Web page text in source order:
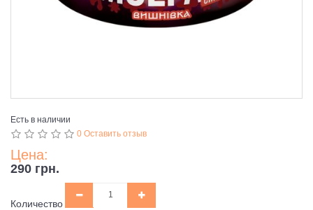
Есть в наличии
0 Оставить отзыв
Цена:
290 грн.
Количество